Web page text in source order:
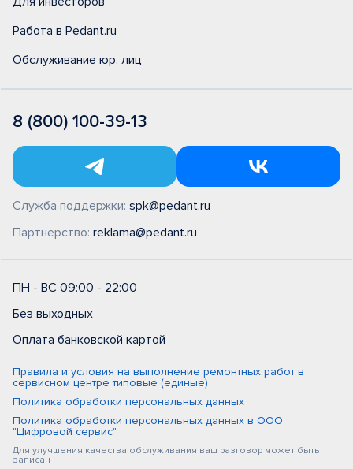
Работа в Pedant.ru
Обслуживание юр. лиц
8 (800) 100-39-13
Служба поддержки: spk@pedant.ru
Партнерство: reklama@pedant.ru
ПН - ВС 09:00 - 22:00
Без выходных
Оплата банковской картой
Правила и условия на выполнение ремонтных работ в
сервисном центре типовые (единые)
Политика обработки персональных данных
Политика обработки персональных данных в ООО
"Цифровой сервис"
Для улучшения качества обслуживания ваш разговор может быть
записан